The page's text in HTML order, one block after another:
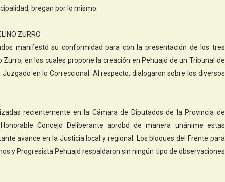
bregan por lo mismo.
ZURRO
manifestó su conformidad para con la presentación de los tres
Zurro, en los cuales propone la creación en Pehuajó de un Tribunal de
en lo Correccional. Al respecto, dialogaron sobre los diversos
recientemente en la Cámara de Diputados de la Provincia de
Concejo Deliberante aprobó de manera unánime estas
avance en la Justicia local y regional. Los bloques del Frente para
y Progresista Pehuajó respaldaron sin ningún tipo de observaciones